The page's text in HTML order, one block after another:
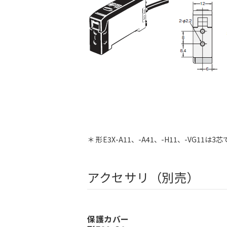
＊ 形E3X-A11、-A41、-H11、-VG11は3芯
アクセサリ（別売）
保護カバー